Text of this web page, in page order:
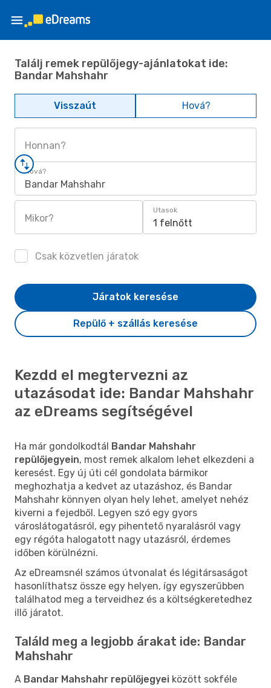
Találj remek repülőjegy-ajánlatokat ide:
Bandar Mahshahr
Visszaút Hová?
Honnan?
Hová?
Bandar Mahshahr
Mikor?
Utasok
1 felnőtt
Csak közvetlen járatok
Repülő + szállás keresése
Járatok keresése
Kezdd el megtervezni az
utazásodat ide: Bandar Mahshahr
az eDreams segítségével
Ha már gondolkodtál Bandar Mahshahr
repülőjegyein, most remek alkalom lehet elkezdeni a
keresést. Egy új úti cél gondolata bármikor
meghozhatja a kedvet az utazáshoz, és Bandar
Mahshahr könnyen olyan hely lehet, amelyet nehéz
kiverni a fejedből. Legyen szó egy gyors
városlátogatásról, egy pihentető nyaralásról vagy
egy régóta halogatott nagy utazásról, érdemes
időben körülnézni.
Az eDreamsnél számos útvonalat és légitársaságot
hasonlíthatsz össze egy helyen, így egyszerűbben
találhatod meg a terveidhez és a költségkeretedhez
illő járatot.
Találd meg a legjobb árakat ide: Bandar
Mahshahr
A Bandar Mahshahr repülőjegyei között sokféle